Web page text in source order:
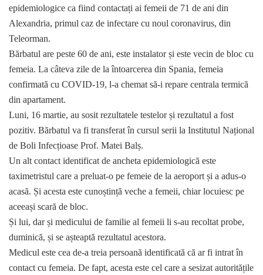
epidemiologice ca fiind contactați ai femeii de 71 de ani din
Alexandria, primul caz de infectare cu noul coronavirus, din
Teleorman.
Bărbatul are peste 60 de ani, este instalator și este vecin de bloc cu
femeia. La câteva zile de la întoarcerea din Spania, femeia
confirmată cu COVID-19, l-a chemat să-i repare centrala termică
din apartament.
Luni, 16 martie, au sosit rezultatele testelor și rezultatul a fost
pozitiv. Bărbatul va fi transferat în cursul serii la Institutul Național
de Boli Infecțioase Prof. Matei Balș.
Un alt contact identificat de ancheta epidemiologică este
taximetristul care a preluat-o pe femeie de la aeroport și a adus-o
acasă. Și acesta este cunoștință veche a femeii, chiar locuiesc pe
aceeași scară de bloc.
Și lui, dar și medicului de familie al femeii li s-au recoltat probe,
duminică, și se așteaptă rezultatul acestora.
Medicul este cea de-a treia persoană identificată că ar fi intrat în
contact cu femeia. De fapt, acesta este cel care a sesizat autoritățile